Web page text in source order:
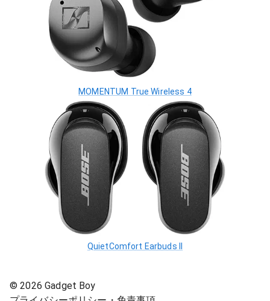
MOMENTUM True Wireless 4
QuietComfort Earbuds II
©2026 Gadget Boy